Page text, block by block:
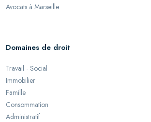
Avocats à Marseille
Domaines de droit
Travail - Social
Immobilier
Famille
Consommation
Administratif